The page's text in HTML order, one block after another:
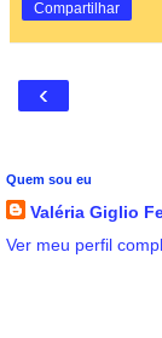
Compartilhar
‹
Quem sou eu
Valéria Giglio
Ver meu perfil